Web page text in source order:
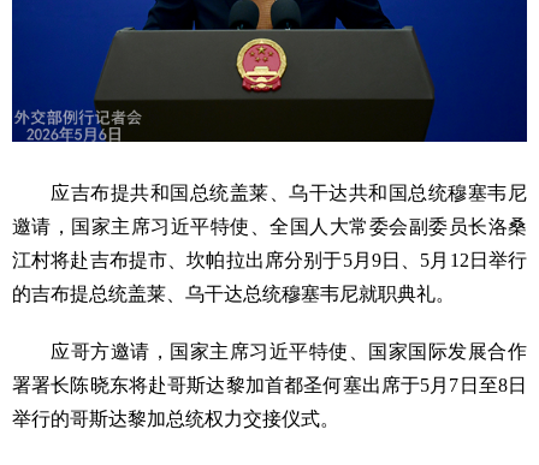
应吉布提共和国总统盖莱、乌干达共和国总统穆塞韦尼
邀请，国家主席习近平特使、全国人大常委会副委员长洛桑
江村将赴吉布提市、坎帕拉出席分别于5月9日、5月12日举行
的吉布提总统盖莱、乌干达总统穆塞韦尼就职典礼。
应哥方邀请，国家主席习近平特使、国家国际发展合作
署署长陈晓东将赴哥斯达黎加首都圣何塞出席于5月7日至8日
举行的哥斯达黎加总统权力交接仪式。